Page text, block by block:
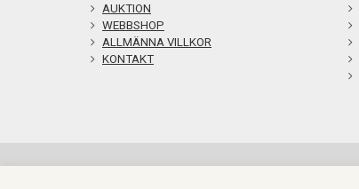
AUKTION
WEBBSHOP
ALLMÄNNA VILLKOR
KONTAKT